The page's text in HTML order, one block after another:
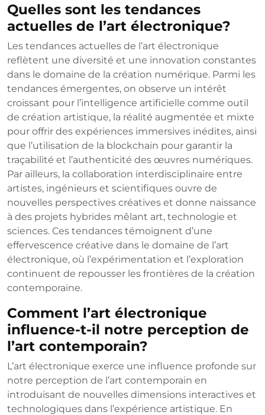
Quelles sont les tendances
actuelles de l’art électronique?
Les tendances actuelles de l’art électronique
reflètent une diversité et une innovation constantes
dans le domaine de la création numérique. Parmi les
tendances émergentes, on observe un intérêt
croissant pour l’intelligence artificielle comme outil
de création artistique, la réalité augmentée et mixte
pour offrir des expériences immersives inédites, ainsi
que l’utilisation de la blockchain pour garantir la
traçabilité et l’authenticité des œuvres numériques.
Par ailleurs, la collaboration interdisciplinaire entre
artistes, ingénieurs et scientifiques ouvre de
nouvelles perspectives créatives et donne naissance
à des projets hybrides mêlant art, technologie et
sciences. Ces tendances témoignent d’une
effervescence créative dans le domaine de l’art
électronique, où l’expérimentation et l’exploration
continuent de repousser les frontières de la création
contemporaine.
Comment l’art électronique
influence-t-il notre perception de
l’art contemporain?
L’art électronique exerce une influence profonde sur
notre perception de l’art contemporain en
introduisant de nouvelles dimensions interactives et
technologiques dans l’expérience artistique. En